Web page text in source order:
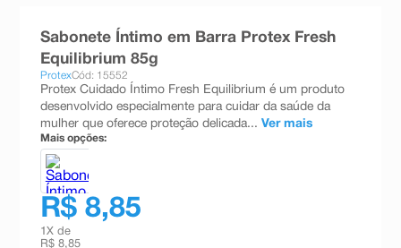
Sabonete Íntimo em Barra Protex Fresh
Equilibrium 85g
ProtexCód: 15552
Protex Cuidado Íntimo Fresh Equilibrium é um produto
desenvolvido especialmente para cuidar da saúde da
mulher que oferece proteção delicada... Ver mais
Mais opções:
R$ 8,85
1 X de
R$ 8,85
absorvente
10ºshampoo